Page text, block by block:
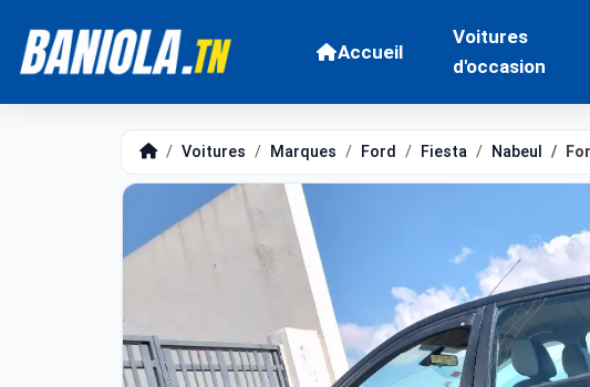
Accueil
Voitures
d'occasion
Voitures Marques Ford Fiesta Nabeul